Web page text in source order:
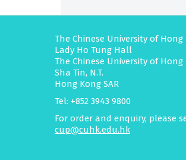
The Chinese University of Hong
Lady Ho Tung Hall
The Chinese University of Hong
Sha Tin, N.T.
Hong Kong SAR
Tel: +852 3943 9800
For order and enquiry, please
cup@cuhk.edu.hk